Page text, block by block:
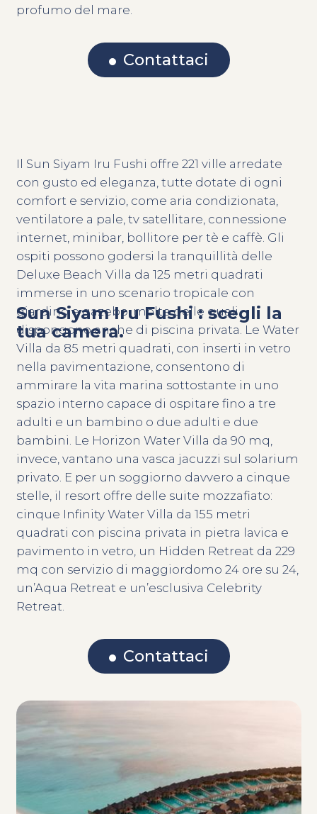
profumo del mare.
Contattaci
Sun Siyam Iru Fushi : scegli la
tua camera.
Il Sun Siyam Iru Fushi offre 221 ville arredate
con gusto ed eleganza, tutte dotate di ogni
comfort e servizio, come aria condizionata,
ventilatore a pale, tv satellitare, connessione
internet, minibar, bollitore per tè e caffè. Gli
ospiti possono godersi la tranquillità delle
Deluxe Beach Villa da 125 metri quadrati
immerse in uno scenario tropicale con
giardino e gazebo, molte delle quali
dispongono anche di piscina privata. Le Water
Villa da 85 metri quadrati, con inserti in vetro
nella pavimentazione, consentono di
ammirare la vita marina sottostante in uno
spazio interno capace di ospitare fino a tre
adulti e un bambino o due adulti e due
bambini. Le Horizon Water Villa da 90 mq,
invece, vantano una vasca jacuzzi sul solarium
privato. E per un soggiorno davvero a cinque
stelle, il resort offre delle suite mozzafiato:
cinque Infinity Water Villa da 155 metri
quadrati con piscina privata in pietra lavica e
pavimento in vetro, un Hidden Retreat da 229
mq con servizio di maggiordomo 24 ore su 24,
un’Aqua Retreat e un’esclusiva Celebrity
Retreat.
Contattaci